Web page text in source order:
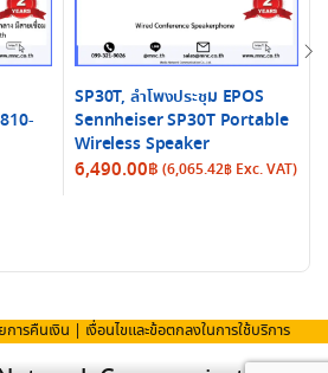
SP30T, ลำโพงประชุม EPOS
Sennheiser SP30T Portable
Wireless Speaker
6,490.00฿ (6,065.42฿ Exc. VAT)
การคืนเงิน | เงื่อนไขและข้อตกลงในการใช้บริการ